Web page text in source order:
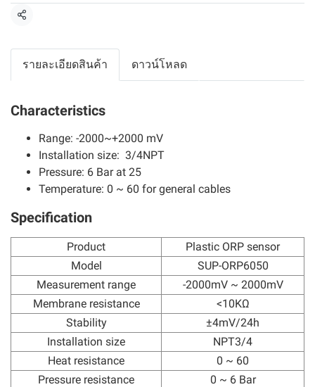
แชร์
รายละเอียดสินค้า ดาวน์โหลด
Characteristics
Range: -2000~+2000 mV
Installation size: 3/4NPT
Pressure: 6 Bar at 25
Temperature: 0 ~ 60 for general cables
Specification
Product
Plastic ORP sensor
Model
SUP-ORP6050
Measurement range
-2000mV ~ 2000mV
Membrane resistance
<10KΩ
Stability
±4mV/24h
Installation size
NPT3/4
Heat resistance
0 ~ 60
Pressure resistance
0 ~ 6 Bar